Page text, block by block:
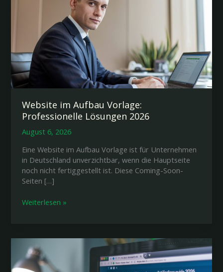
Website im Aufbau Vorlage:
Professionelle Lösungen 2026
August 6, 2026
Eine Website im Aufbau Vorlage ist für Unternehmen
in Deutschland unverzichtbar, wenn die Hauptseite
noch nicht fertiggestellt ist. Diese Coming-Soon-
Seiten […]
Website
Lösungen
2026
Weiterlesen »